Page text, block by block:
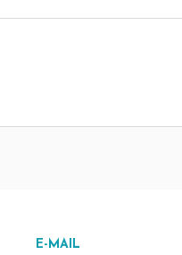
E-MAIL